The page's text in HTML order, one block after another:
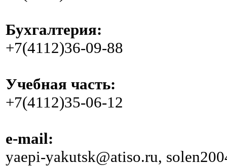
Бухгалтерия:
+7(4112)36-09-88
Учебная часть:
+7(4112)35-06-12
e-mail:
yaepi-yakutsk@atiso.ru,